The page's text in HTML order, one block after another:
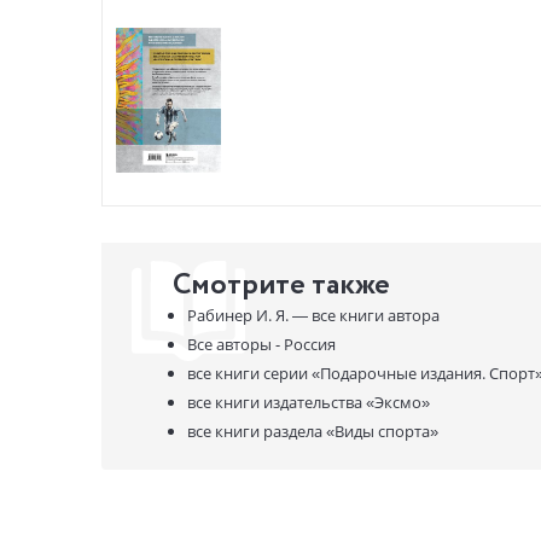
Смотрите также
Рабинер И. Я. — все книги автора
Все авторы - Россия
все книги серии«Подарочные издания.
все книги издательства«Эксмо»
все книги раздела«Виды спорта»